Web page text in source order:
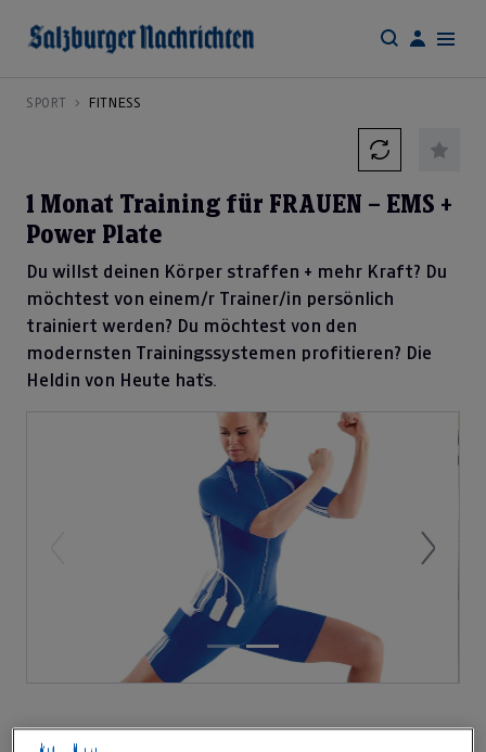
SPORT FITNESS
1 Monat Training für FRAUEN – EMS +
Power Plate
Du willst deinen Körper straffen + mehr Kraft? Du
möchtest von einem/r Trainer/in persönlich
trainiert werden? Du möchtest von den
modernsten Trainingssystemen profitieren? Die
Heldin von Heute hat`s.
Next
Der Einfache und wirksame Weg um in Form zu